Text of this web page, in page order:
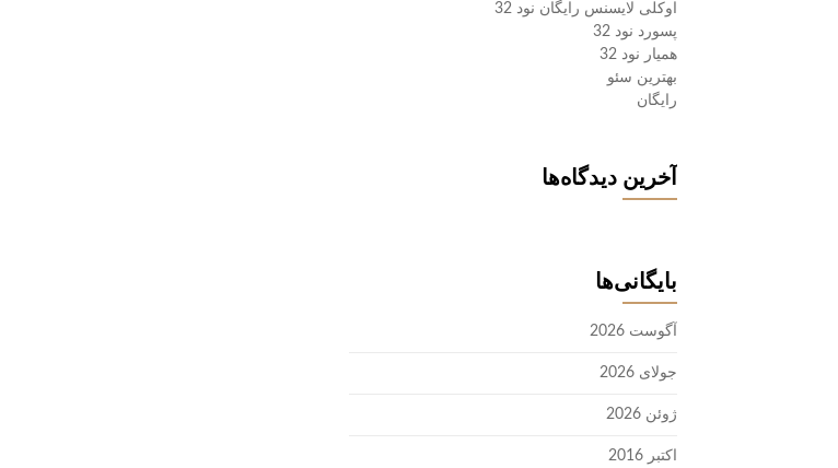
اوکلی لایسنس رایگان نود 32
پسورد نود 32
همیار نود 32
بهترین سئو
رایگان
آخرین دیدگاه‌ها
بایگانی‌ها
آگوست 2026
جولای 2026
ژوئن 2026
اکتبر 2016